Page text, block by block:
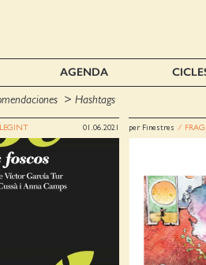
AGENDA
Hashtags
01.06.2021 per Finestres /